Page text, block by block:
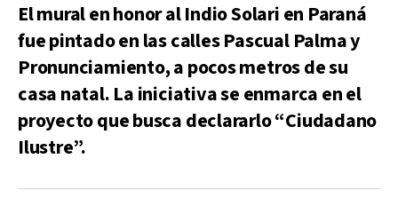
El mural en honor al Indio Solari en Paraná
fue pintado en las calles Pascual Palma y
Pronunciamiento, a pocos metros de su
casa natal. La iniciativa se enmarca en el
proyecto que busca declararlo “Ciudadano
Ilustre”.